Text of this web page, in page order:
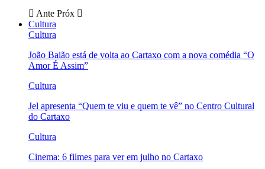
Ante Próx
Cultura
Cultura
João Baião está de volta ao Cartaxo com a nova comédia “O
Amor É Assim”
Cultura
Jel apresenta “Quem te viu e quem te vê” no Centro Cultural
do Cartaxo
Cultura
Cinema: 6 filmes para ver em julho no Cartaxo